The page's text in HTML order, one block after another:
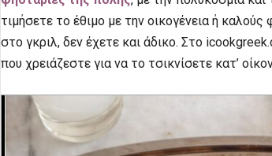
τιμήσετε το έθιμο με την οικογένεια ή καλούς
στο γκριλ, δεν έχετε και άδικο. Στο
που χρειάζεστε για να το τσικνίσετε κατ’